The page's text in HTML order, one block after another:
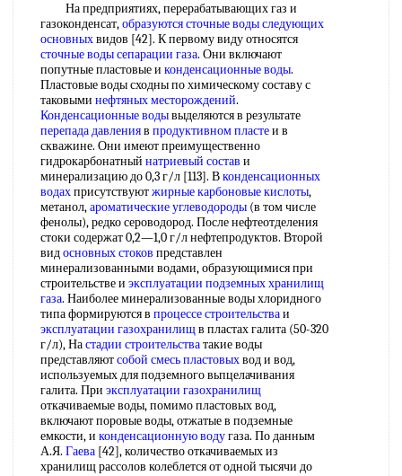
На предприятиях, перерабатывающих газ и
газоконденсат,образуются сточные водыследующих
основныхвидов [42]. К первому виду относятся
сточные водысепарации газа. Они включают
попутные пластовые и конденсационные воды.
Пластовые воды сходны по химическому составу с
таковыми нефтяных месторождений.
Конденсационные водывыделяются в результате
перепада давленияв продуктивном пластеи в
скважине. Они имеют преимущественно
гидрокарбонатный натриевый состав и
минерализацию до 0,3 г/л [113]. Вконденсационных
водахприсутствуютжирные карбоновые кислоты,
метанол,ароматические углеводороды (в том числе
фенолы), редко сероводород. После нефтеотделения
стоки содержат 0,2—1,0 г/л нефтепродуктов. Второй
видосновных стоков представлен
минерализованными водами, образующимися при
строительстве и эксплуатации подземных хранилищ
газа. Наиболее минерализованные воды хлоридного
типа формируются в процессе строительстваи
эксплуатации газохранилищв пластах галита (50-320
г/л), Настадии строительстватакие воды
представляютсобой смесь пластовыхвод и вод,
используемых для подземного вьпцелачивания
галита. При эксплуатации газохранилищ
откачиваемые воды, помимо пластовых вод,
включают поровые воды, отжатые в подземные
емкости, и конденсационную водугаза. По данным
А.Я. Гаева [42], количество откачиваемых из
хранилищ рассолов колеблется от одной тысячи до